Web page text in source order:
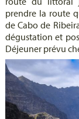
prendre la route
de Cabo de
dégustation et
Déjeuner prévu